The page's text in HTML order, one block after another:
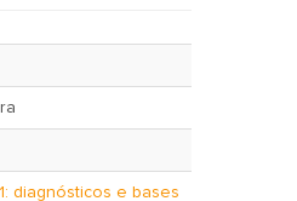
diagnósticos e bases